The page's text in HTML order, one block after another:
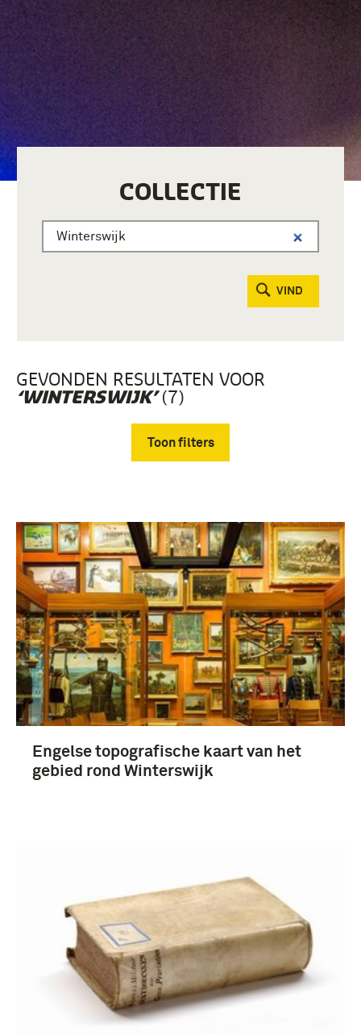
COLLECTIE
VIND
GEVONDEN RESULTATEN VOOR
‘WINTERSWIJK’(7)
Toon filters
Gebruiksgrafiek (3)
boek (3)
Engelse topografische kaart van het
gebied rond Winterswijk